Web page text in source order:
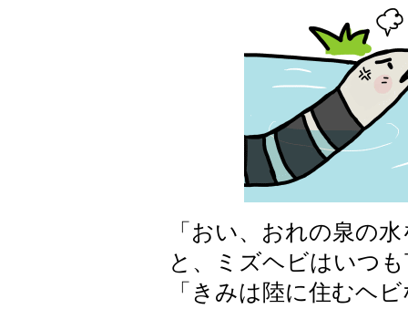
「おい、おれの泉の
と、ミズヘビはいつ
「きみは陸に住むヘ